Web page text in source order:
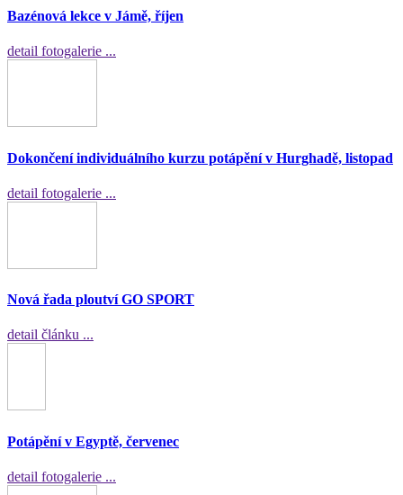
Bazénová lekce v Jámě, říjen
detail fotogalerie ...
Dokončení individuálního kurzu potápění v Hurghadě, listopad
detail fotogalerie ...
Nová řada ploutví GO SPORT
detail článku ...
Potápění v Egyptě, červenec
detail fotogalerie ...